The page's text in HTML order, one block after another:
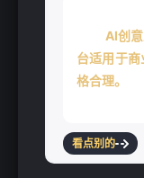
AI创
台适用于
格合理。
看点别的